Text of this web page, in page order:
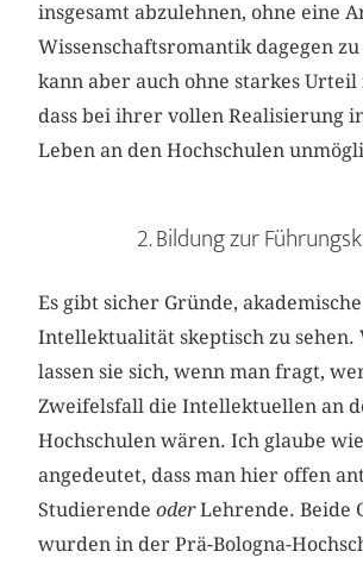
insgesamt abzulehnen, ohne eine
Wissenschaftsromantik dagegen
kann aber auch ohne starkes Urteil
dass bei ihrer vollen Realisierung
Leben an den Hochschulen
2. Bildung zur
Es gibt sicher Gründe, akademische
Intellektualität skeptisch zu sehen.
lassen sie sich, wenn man fragt,
Zweifelsfall die Intellektuellen an
Hochschulen wären. Ich glaube
angedeutet, dass man hier offen
StudierendeoderLehrende. Beide
wurden in der Prä-Bologna-